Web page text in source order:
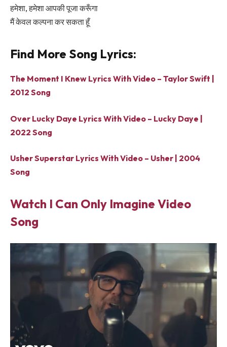
हमेशा, हमेशा आपकी पूजा करूँगा
मैं केवल कल्पना कर सकता हूँ
Find More Song Lyrics:
The Moment I Knew Lyrics With Video – Taylor Swift |
2012 Song
Over Lucky Daye Lyrics With Video – Lucky Daye |
2022 Song
Usher Superstar Lyrics With Video – Usher | 2004
Song
Watch I Can Only Imagine Video
Song